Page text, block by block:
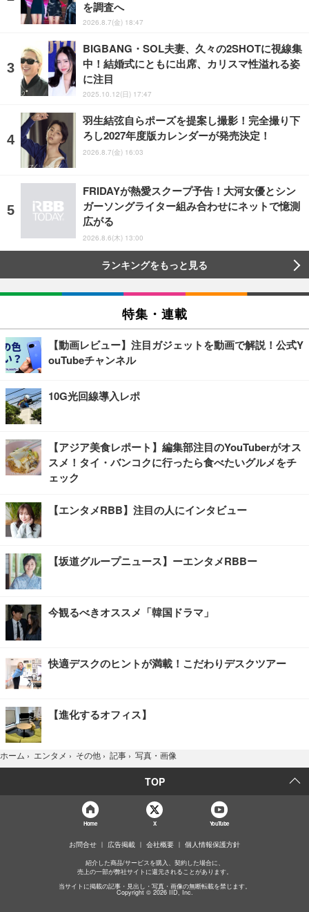
を調査へ
2026.8.7(金) 18:47
BIGBANG・SOL夫妻、久々の2SHOTに視線集
中！結婚式にともに出席、カリスマ性溢れる姿
に注目
2025.10.12(日) 17:47
羽生結弦自らポーズを提案し撮影！完全撮り下
ろし2027年度版カレンダーが発売決定！
2026.8.7(金) 16:03
FRIDAYが熱愛スクープ予告！大河女優とシン
ガーソングライター組み合わせにネットで憶測
広がる
2026.8.6(木) 13:00
ランキングをもっと見る
特集・連載
【動画レビュー】注目ガジェットを動画で解説！公式Y
ouTubeチャンネル
10G光回線導入レポ
【アジア美食レポート】編集部注目のYouTuberがオス
スメ！タイ・バンコクに行ったら食べたいグルメをチ
ェック
【エンタメRBB】注目の人にインタビュー
【坂道グループニュース】ーエンタメRBBー
今観るべきオススメ「韓国ドラマ」
快適デスクのヒントが満載！こだわりデスクツアー
【進化するオフィス】
ホーム › エンタメ › その他 › 記事 › 写真・画像
TOP
Home X YouTube
お問合せ 広告掲載 会社概要 個人情報保護方針
紹介した商品/サービスを購入、契約した場合に、
売上の一部が弊社サイトに還元されることがあります。
当サイトに掲載の記事・見出し・写真・画像の無断転載を禁じます。
Copyright © 2026 IID, Inc.